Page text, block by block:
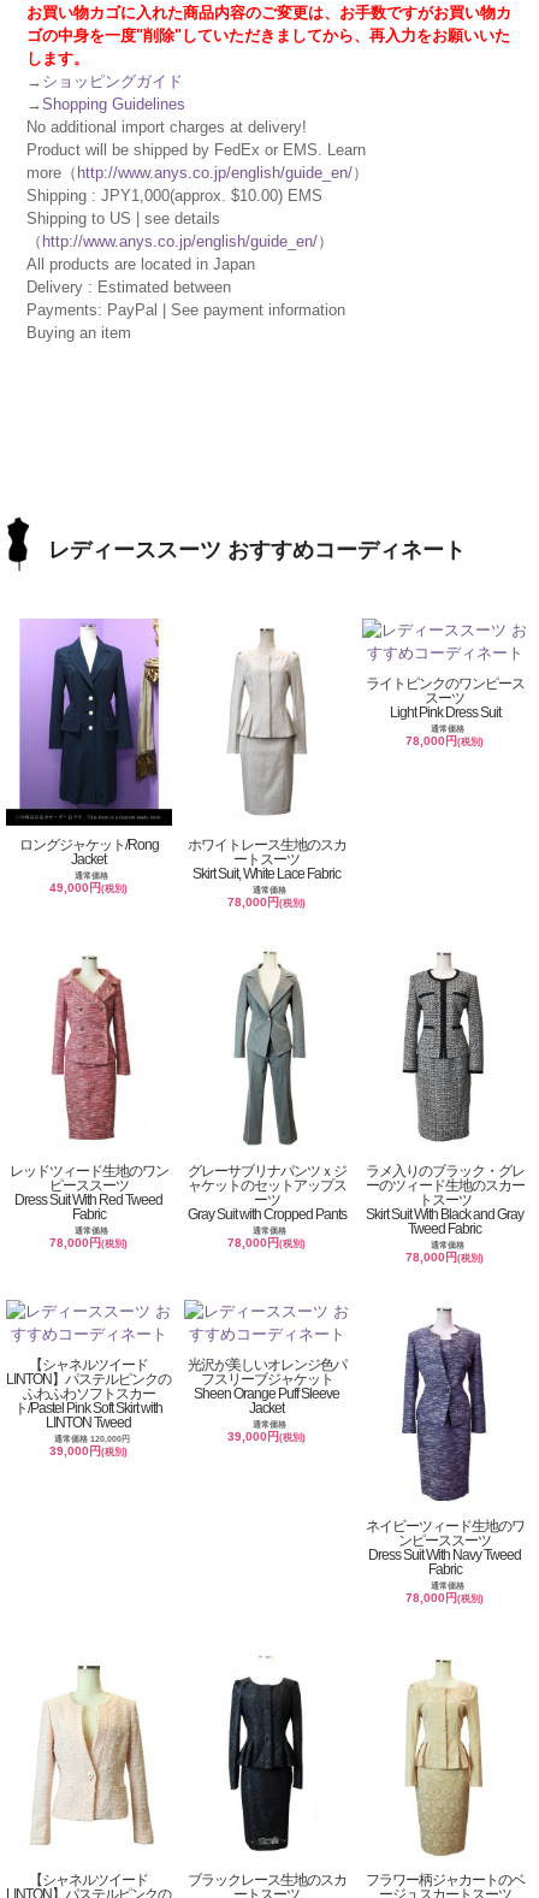
お買い物カゴに入れた商品内容のご変更は、お手数ですがお買い物カ
ゴの中身を一度"削除"していただきましてから、再入力をお願いいた
します。
→ ショッピングガイド
→Shopping Guidelines
No additional import charges at delivery!
Product will be shipped by FedEx or EMS. Learn
more（ http://www.anys.co.jp/english/guide_en/）
Shipping : JPY1,000(approx. $10.00) EMS
Shipping to US | see details
（ http://www.anys.co.jp/english/guide_en/）
All products are located in Japan
Delivery : Estimated between
Payments: PayPal | See payment information
Buying an item
レディーススーツ おすすめコーディネート
ロングジャケット/Rong
Jacket
通常価格
49,000円(税別)
ホワイトレース生地のスカ
ートスーツ
Skirt Suit, White Lace Fabric
通常価格
78,000円(税別)
ライトピンクのワンピース
スーツ
Light Pink Dress Suit
通常価格
78,000円(税別)
レッドツィード生地のワン
ピーススーツ
Dress Suit With Red Tweed
Fabric
通常価格
78,000円(税別)
グレーサブリナパンツｘジ
ャケットのセットアップス
ーツ
Gray Suit with Cropped Pants
通常価格
78,000円(税別)
ラメ入りのブラック・グレ
ーのツィード生地のスカー
トスーツ
Skirt Suit With Black and Gray
Tweed Fabric
通常価格
78,000円(税別)
【シャネルツイード
LINTON】パステルピンクの
ふわふわソフトスカー
ト/Pastel Pink Soft Skirt with
LINTON Tweed
通常価格 120,000円
39,000円(税別)
光沢が美しいオレンジ色パ
フスリーブジャケット
Sheen Orange Puff Sleeve
Jacket
通常価格
39,000円(税別)
ネイビーツィード生地のワ
ンピーススーツ
Dress Suit With Navy Tweed
Fabric
通常価格
78,000円(税別)
【シャネルツイード
LINTON】パステルピンクの
ブラックレース生地のスカ
ートスーツ
フラワー柄ジャカートのベ
ージュスカートスーツ